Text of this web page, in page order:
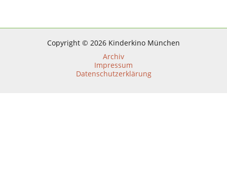
Copyright © 2026 Kinderkino München
Archiv
Impressum
Datenschutzerklärung